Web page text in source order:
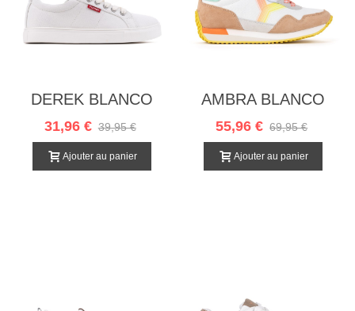
DEREK BLANCO
31,96 € 39,95 €
Ajouter au panier
AMBRA BLANCO
55,96 € 69,95 €
Ajouter au panier